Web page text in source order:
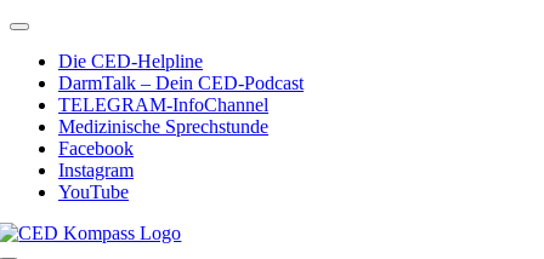
Zum
springen
Toggle
NavigationDie CED-Helpline
DarmTalk – Dein CED-Podcast
TELEGRAM-InfoChannel
Medizinische Sprechstunde
Facebook
Instagram
YouTube